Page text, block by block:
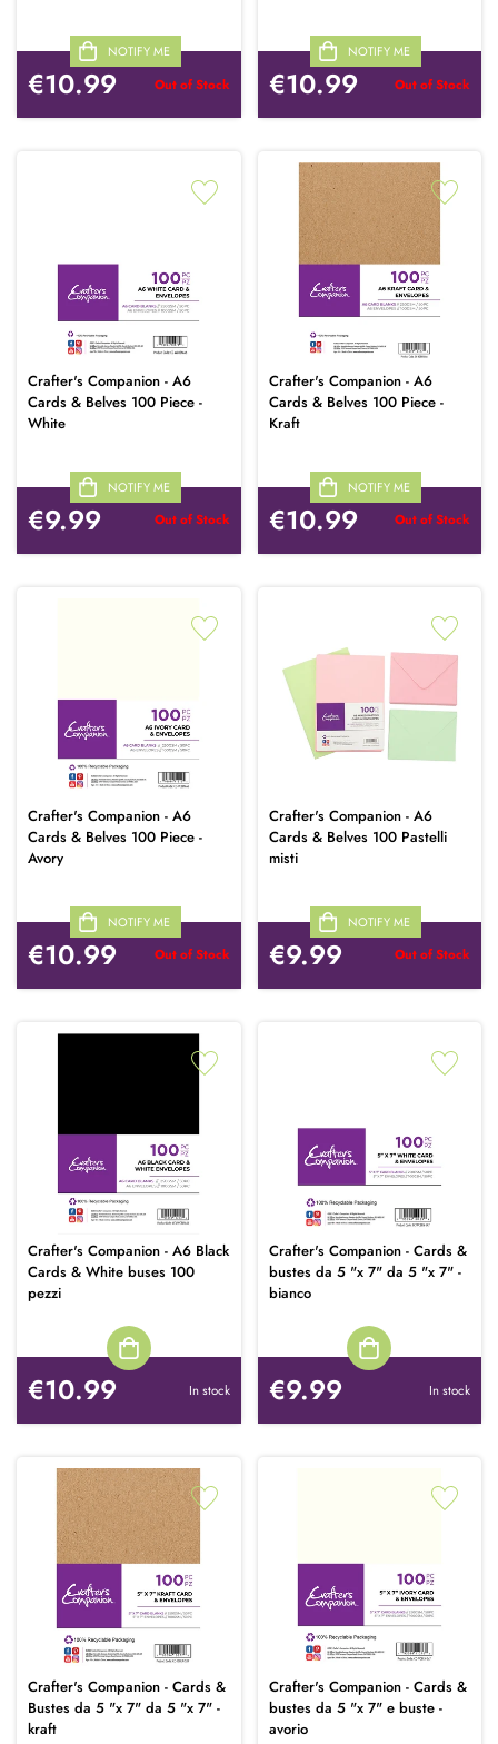
NOTIFY ME
€10.99 Out of Stock
NOTIFY ME
€10.99 Out of Stock
Crafter's Companion - A6
Cards & Belves 100 Piece -
White
NOTIFY ME
€9.99 Out of Stock
Crafter's Companion - A6
Cards & Belves 100 Piece -
Kraft
NOTIFY ME
€10.99 Out of Stock
Crafter's Companion - A6
Cards & Belves 100 Piece -
Avory
NOTIFY ME
€10.99 Out of Stock
Crafter's Companion - A6
Cards & Belves 100 Pastelli
misti
NOTIFY ME
€9.99 Out of Stock
Crafter's Companion - A6 Black
Cards & White buses 100
pezzi
€10.99 In stock
Crafter's Companion - Cards &
bustes da 5 "x 7" da 5 "x 7" -
bianco
€9.99 In stock
Crafter's Companion - Cards &
Bustes da 5 "x 7" da 5 "x 7" -
kraft
Crafter's Companion - Cards &
bustes da 5 "x 7" e buste -
avorio